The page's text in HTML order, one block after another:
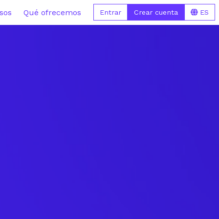
Qué ofrecemos Entrar Crear cuenta ES